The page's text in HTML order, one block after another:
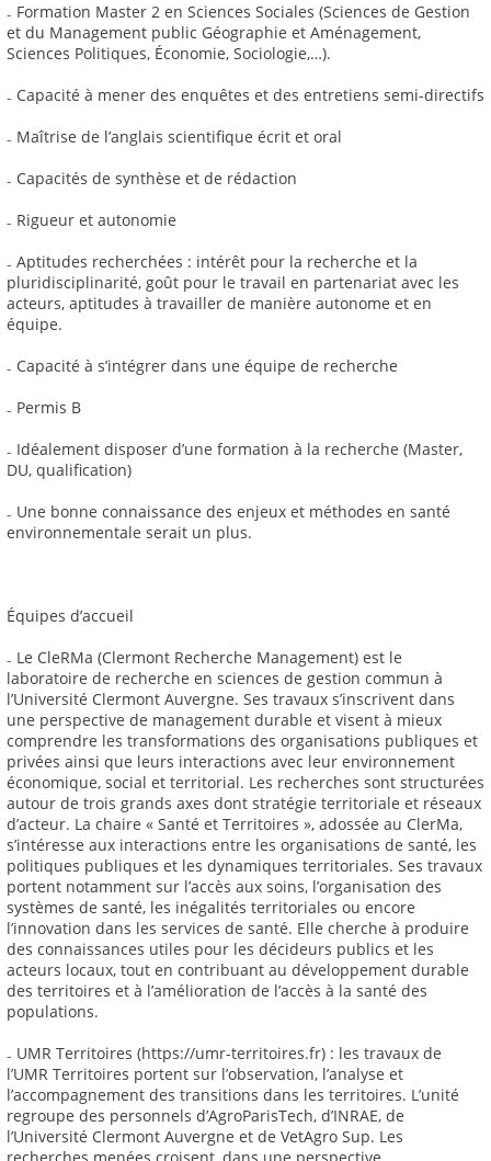
₋ Formation Master 2 en Sciences Sociales (Sciences de Gestion
et du Management public Géographie et Aménagement,
Sciences Politiques, Économie, Sociologie,…).
₋ Capacité à mener des enquêtes et des entretiens semi-directifs
₋ Maîtrise de l’anglais scientifique écrit et oral
₋ Capacités de synthèse et de rédaction
₋ Rigueur et autonomie
₋ Aptitudes recherchées : intérêt pour la recherche et la
pluridisciplinarité, goût pour le travail en partenariat avec les
acteurs, aptitudes à travailler de manière autonome et en
équipe.
₋ Capacité à s’intégrer dans une équipe de recherche
₋ Permis B
₋ Idéalement disposer d’une formation à la recherche (Master,
DU, qualification)
₋ Une bonne connaissance des enjeux et méthodes en santé
environnementale serait un plus.
Équipes d’accueil
₋ Le CleRMa (Clermont Recherche Management) est le
laboratoire de recherche en sciences de gestion commun à
l’Université Clermont Auvergne. Ses travaux s’inscrivent dans
une perspective de management durable et visent à mieux
comprendre les transformations des organisations publiques et
privées ainsi que leurs interactions avec leur environnement
économique, social et territorial. Les recherches sont structurées
autour de trois grands axes dont stratégie territoriale et réseaux
d’acteur. La chaire « Santé et Territoires », adossée au ClerMa,
s’intéresse aux interactions entre les organisations de santé, les
politiques publiques et les dynamiques territoriales. Ses travaux
portent notamment sur l’accès aux soins, l’organisation des
systèmes de santé, les inégalités territoriales ou encore
l’innovation dans les services de santé. Elle cherche à produire
des connaissances utiles pour les décideurs publics et les
acteurs locaux, tout en contribuant au développement durable
des territoires et à l’amélioration de l’accès à la santé des
populations.
₋ UMR Territoires (https://umr-territoires.fr) : les travaux de
l’UMR Territoires portent sur l’observation, l’analyse et
l’accompagnement des transitions dans les territoires. L’unité
regroupe des personnels d’AgroParisTech, d’INRAE, de
l’Université Clermont Auvergne et de VetAgro Sup. Les